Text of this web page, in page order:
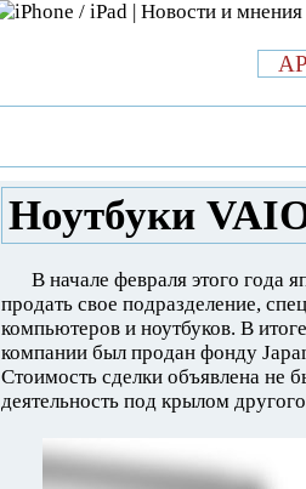
Ноутбуки
В начале февраля этого года
продать свое подразделение,
компьютеров и ноутбуков. В
компании был продан фонду
Стоимость сделки объявлена не
деятельность под крылом